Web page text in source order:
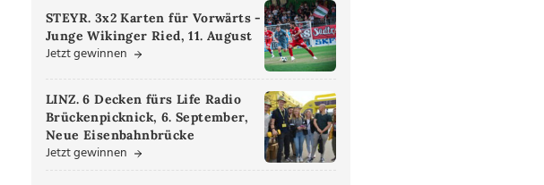
STEYR. 3x2 Karten für Vorwärts -
Junge Wikinger Ried, 11. August
Jetzt gewinnen
LINZ. 6 Decken fürs Life Radio
Brückenpicknick, 6. September,
Neue Eisenbahnbrücke
Jetzt gewinnen